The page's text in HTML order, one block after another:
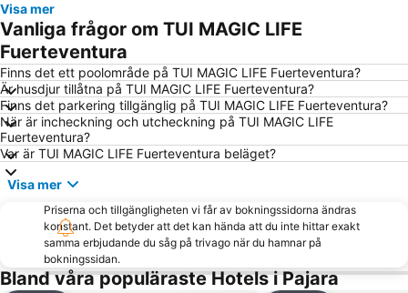
Visa mer
Vanliga frågor om TUI MAGIC LIFE
Fuerteventura
Finns det ett poolområde på TUI MAGIC LIFE Fuerteventura?
Är husdjur tillåtna på TUI MAGIC LIFE Fuerteventura?
Finns det parkering tillgänglig på TUI MAGIC LIFE Fuerteventura?
När är incheckning och utcheckning på TUI MAGIC LIFE
Fuerteventura?
Var är TUI MAGIC LIFE Fuerteventura beläget?
Visa mer
Priserna och tillgängligheten vi får av bokningssidorna ändras
konstant. Det betyder att det kan hända att du inte hittar exakt
samma erbjudande du såg på trivago när du hamnar på
bokningssidan.
Bland våra populäraste Hotels i Pajara